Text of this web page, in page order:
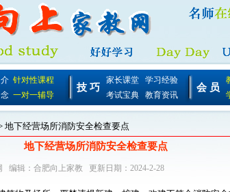
针对性课程
一对一辅导
技 巧
家长课堂
学习经验
考试宝典
教育资讯
会 员
地下经营场所消防安全检查要点
地下经营场所消防安全检查要点
编辑： 合肥向上家教 更新日期：2024-2-28